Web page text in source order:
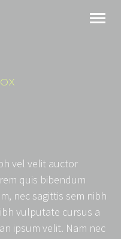
vel velit auctor
quis bibendum
nec sagittis sem nibh
vulputate cursus a
ipsum velit. Nam nec